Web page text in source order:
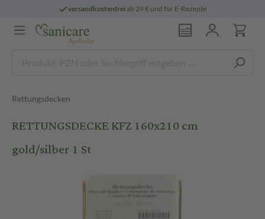
versandkostenfreiab 29 € und für E-Rezepte
Rettungsdecken
RETTUNGSDECKE KFZ 160x210 cm
gold/silber 1 St